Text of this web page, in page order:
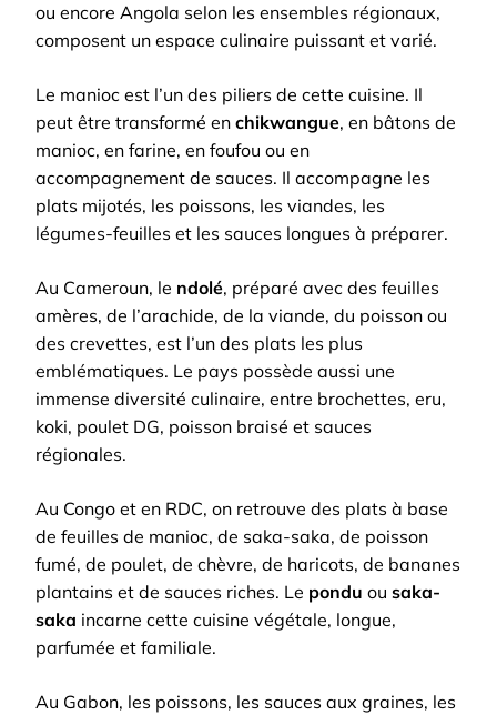
ou encore Angola selon les ensembles régionaux,
composent un espace culinaire puissant et varié.
Le manioc est l’un des piliers de cette cuisine. Il
peut être transformé en chikwangue, en bâtons de
manioc, en farine, en foufou ou en
accompagnement de sauces. Il accompagne les
plats mijotés, les poissons, les viandes, les
légumes-feuilles et les sauces longues à préparer.
Au Cameroun, le ndolé, préparé avec des feuilles
amères, de l’arachide, de la viande, du poisson ou
des crevettes, est l’un des plats les plus
emblématiques. Le pays possède aussi une
immense diversité culinaire, entre brochettes, eru,
koki, poulet DG, poisson braisé et sauces
régionales.
Au Congo et en RDC, on retrouve des plats à base
de feuilles de manioc, de saka-saka, de poisson
fumé, de poulet, de chèvre, de haricots, de bananes
plantains et de sauces riches. Le pondu ou saka-
saka incarne cette cuisine végétale, longue,
parfumée et familiale.
Au Gabon, les poissons, les sauces aux graines, les